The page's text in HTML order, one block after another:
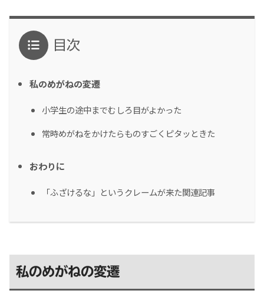
目次
私のめがねの変遷
小学生の途中までむしろ目がよかった
常時めがねをかけたらものすごくピタッときた
おわりに
「ふざけるな」というクレームが来た関連記事
私のめがねの変遷